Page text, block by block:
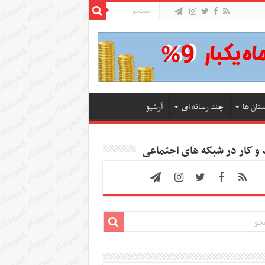
ها چند رسانه ای آرشیو
کار در شبکه های اجتماعی